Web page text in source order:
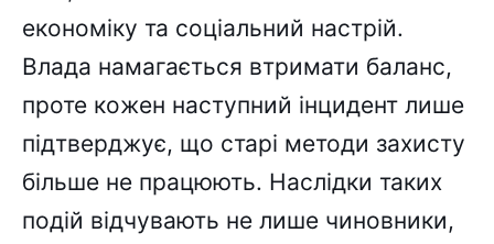
економіку та соціальний настрій.
Влада намагається втримати баланс,
проте кожен наступний інцидент лише
підтверджує, що старі методи захисту
більше не працюють. Наслідки таких
подій відчувають не лише чиновники,